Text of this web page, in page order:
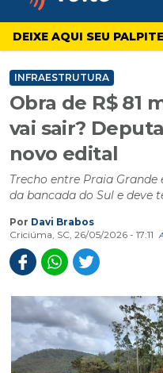
4oito
DEIXE AQUI SEU
INFRAESTRUTURA
Obra de R$ 81
vai sair?
novo edital
Trecho entre Praia
da bancada do Sul e deve
Por Davi Brabos
Criciúma, SC, 26/05/2026 - 17:11